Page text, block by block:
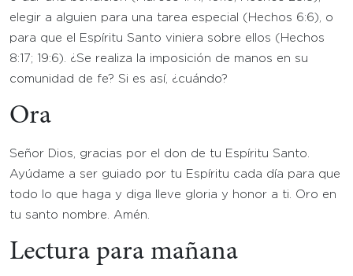
elegir a alguien para una tarea especial (Hechos 6:6), o
para que el Espíritu Santo viniera sobre ellos (Hechos
8:17; 19:6). ¿Se realiza la imposición de manos en su
comunidad de fe? Si es así, ¿cuándo?
Ora
Señor Dios, gracias por el don de tu Espíritu Santo.
Ayúdame a ser guiado por tu Espíritu cada día para que
todo lo que haga y diga lleve gloria y honor a ti. Oro en
tu santo nombre. Amén.
Lectura para mañana